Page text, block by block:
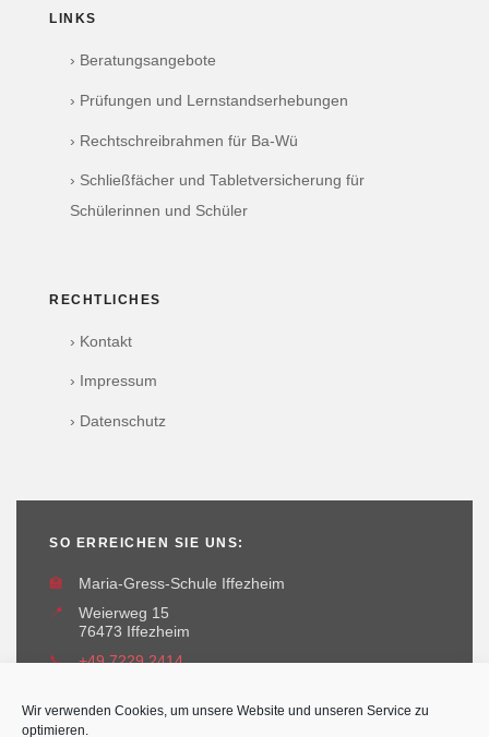
Wir verwenden Cookies, um unsere Website und unseren Service zu
optimieren.
LINKS
› Beratungsangebote
› Prüfungen und Lernstandserhebungen
› Rechtschreibrahmen für Ba-Wü
› Schließfächer und Tabletversicherung für
Schülerinnen und Schüler
RECHTLICHES
› Kontakt
› Impressum
› Datenschutz
SO ERREICHEN SIE UNS:
🏫
Maria-Gress-Schule Iffezheim
📍
Weierweg 15
76473 Iffezheim
📞
+49 7229 2414